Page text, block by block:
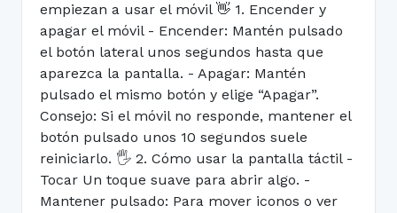
empiezan a usar el móvil 👋 1. Encender y
apagar el móvil - Encender: Mantén pulsado
el botón lateral unos segundos hasta que
aparezca la pantalla. - Apagar: Mantén
pulsado el mismo botón y elige “Apagar”.
Consejo: Si el móvil no responde, mantener el
botón pulsado unos 10 segundos suele
reiniciarlo. 🖐️ 2. Cómo usar la pantalla táctil -
Tocar Un toque suave para abrir algo. -
Mantener pulsado: Para mover iconos o ver